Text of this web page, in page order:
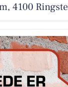
4100